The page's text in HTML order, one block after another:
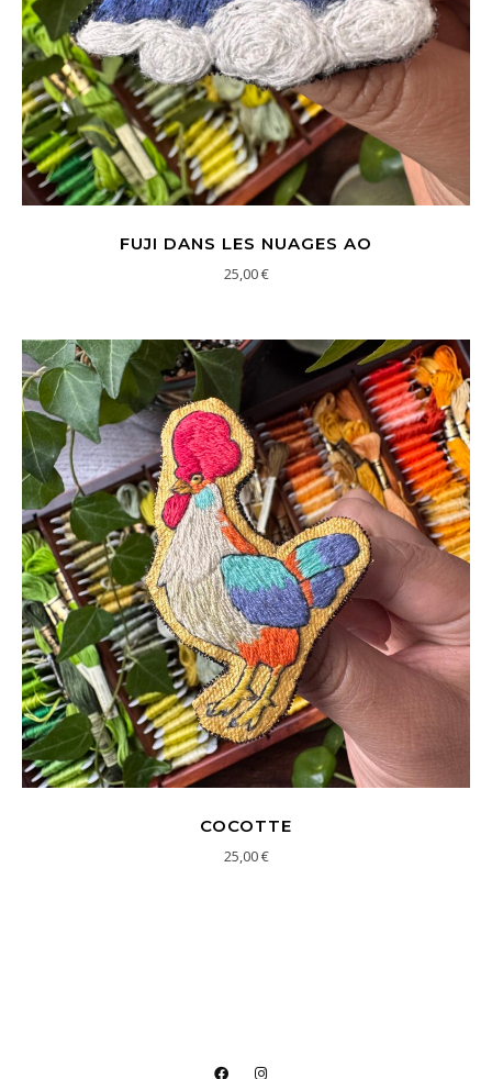
FUJI DANS LES NUAGES AO
25,00€
COCOTTE
25,00€